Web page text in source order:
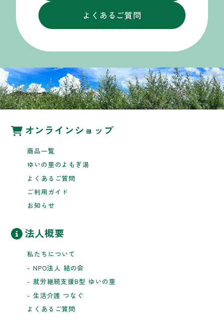
よくあるご質問
オンラインショップ
商品一覧
ゆいの里のよもぎ湯
よくあるご質問
ご利用ガイド
お知らせ
法人概要
私たちについて
- NPO法人 結の会
- 就労継続支援B型 ゆいの里
- 生活介護 つなぐ
よくあるご質問